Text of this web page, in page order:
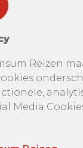
Reizen
Media